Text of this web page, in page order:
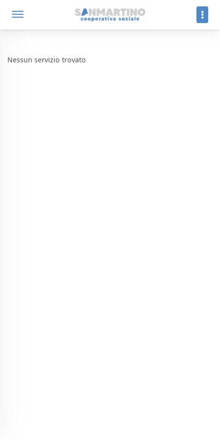
Nessun servizio trovato